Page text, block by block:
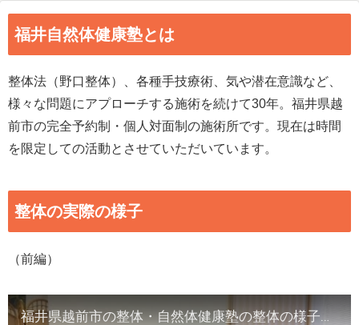
福井自然体健康塾とは
整体法（野口整体）、各種手技療術、気や潜在意識など、
様々な問題にアプローチする施術を続けて30年。福井県越
前市の完全予約制・個人対面制の施術所です。現在は時間
を限定しての活動とさせていただいています。
整体の実際の様子
（前編）
福井県越前市の整体・自然体健康塾の整体の様子（1）背骨の観察／骨盤他